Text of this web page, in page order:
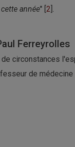
année" [ 2 ].
Ferreyrolles
de circonstances
de